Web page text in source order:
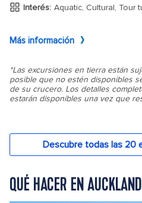
QUÉ HACER EN AUCKLAND